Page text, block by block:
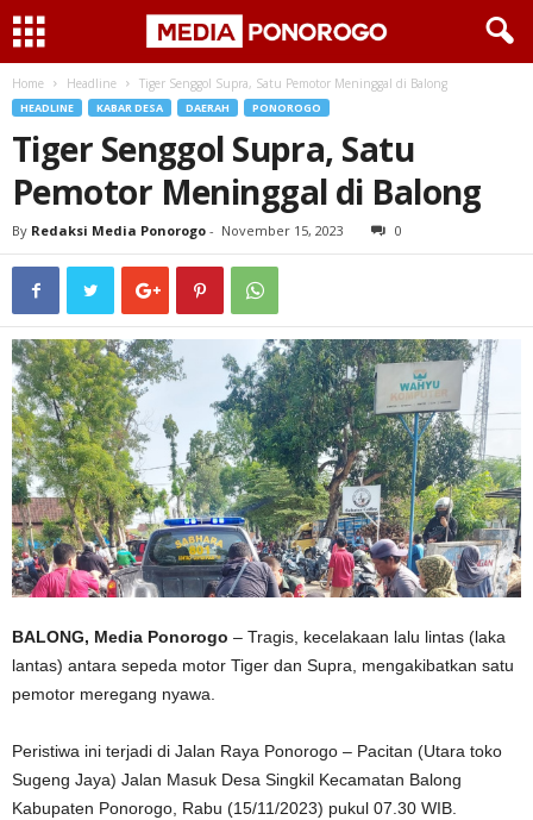
Home Headline Tiger Senggol Supra, Satu Pemotor Meninggal di Balong
HEADLINE KABAR DESA DAERAH PONOROGO
Tiger Senggol Supra, Satu
Pemotor Meninggal di Balong
By Redaksi Media Ponorogo - November 15, 2023 0
BALONG, Media Ponorogo – Tragis, kecelakaan lalu lintas (laka
lantas) antara sepeda motor Tiger dan Supra, mengakibatkan satu
pemotor meregang nyawa.
Peristiwa ini terjadi di Jalan Raya Ponorogo – Pacitan (Utara toko
Sugeng Jaya) Jalan Masuk Desa Singkil Kecamatan Balong
Kabupaten Ponorogo, Rabu (15/11/2023) pukul 07.30 WIB.